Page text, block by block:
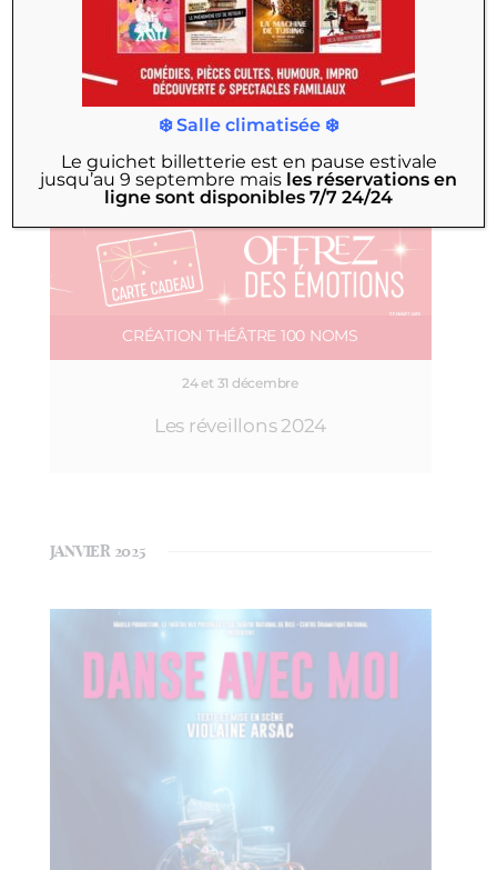
CRÉATION THÉÂTRE 100 NOMS
24 et 31 décembre
Les réveillons 2024
JANVIER 2025
❄️ Salle climatisée ❄️
Le guichet billetterie est en pause estivale
jusqu’au 9 septembre mais les réservations en
ligne sont disponibles 7/7 24/24